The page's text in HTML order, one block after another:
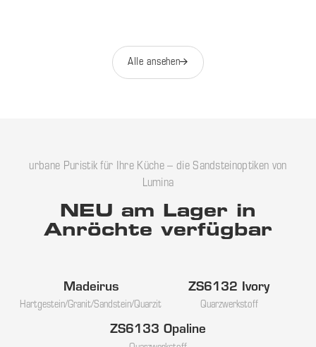
Alle ansehen
urbane Puristik für Ihre Küche – die Sandsteinoptiken von
Lumina
NEU am Lager in
Anröchte verfügbar
Madeirus
Hartgestein/Granit/Sandstein/Quarzit
NEU
ZS6132 Ivory
Quarzwerkstoff
NEU
ZS6133 Opaline